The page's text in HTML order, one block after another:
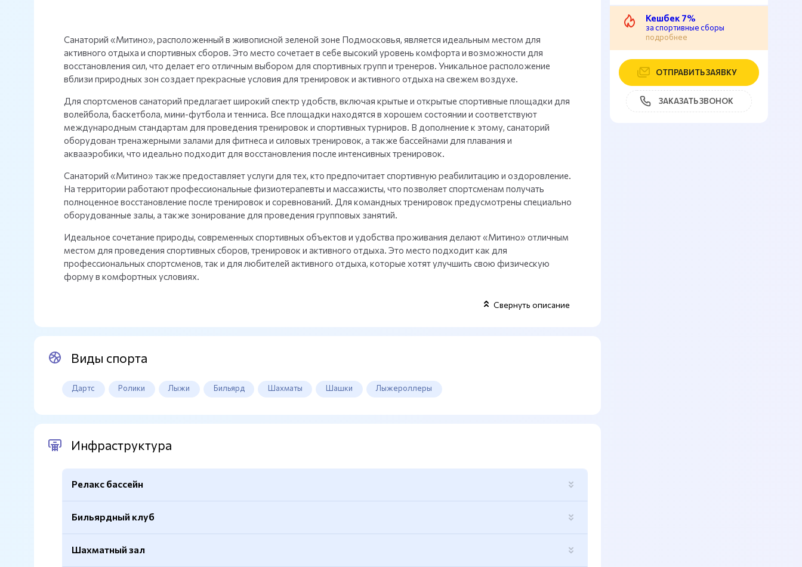
Санаторий «Митино», расположенный в живописной зеленой зоне Подмосковья, является идеальным местом для
активного отдыха и спортивных сборов. Это место сочетает в себе высокий уровень комфорта и возможности для
восстановления сил, что делает его отличным выбором для спортивных групп и тренеров. Уникальное расположение
вблизи природных зон создает прекрасные условия для тренировок и активного отдыха на свежем воздухе.
Для спортсменов санаторий предлагает широкий спектр удобств, включая крытые и открытые спортивные площадки для
волейбола, баскетбола, мини-футбола и тенниса. Все площадки находятся в хорошем состоянии и соответствуют
международным стандартам для проведения тренировок и спортивных турниров. В дополнение к этому, санаторий
оборудован тренажерными залами для фитнеса и силовых тренировок, а также бассейнами для плавания и
аквааэробики, что идеально подходит для восстановления после интенсивных тренировок.
Санаторий «Митино» также предоставляет услуги для тех, кто предпочитает спортивную реабилитацию и оздоровление.
На территории работают профессиональные физиотерапевты и массажисты, что позволяет спортсменам получать
полноценное восстановление после тренировок и соревнований. Для командных тренировок предусмотрены специально
оборудованные залы, а также зонирование для проведения групповых занятий.
Идеальное сочетание природы, современных спортивных объектов и удобства проживания делают «Митино» отличным
местом для проведения спортивных сборов, тренировок и активного отдыха. Это место подходит как для
профессиональных спортсменов, так и для любителей активного отдыха, которые хотят улучшить свою физическую
форму в комфортных условиях.
Свернуть описание
Виды спорта
Дартс Ролики Лыжи Бильярд Шахматы Шашки Лыжероллеры
Инфраструктура
Релакс бассейн
Бильярдный клуб
Шахматный зал
Кешбек 7%
за спортивные сборы
подробнее
ОТПРАВИТЬ ЗАЯВКУ
ЗАКАЗАТЬ ЗВОНОК